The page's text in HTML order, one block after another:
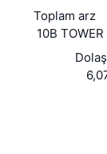
Toplam arz
10B TOWER